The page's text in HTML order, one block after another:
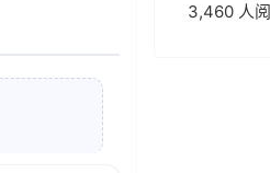
3,460 人阅